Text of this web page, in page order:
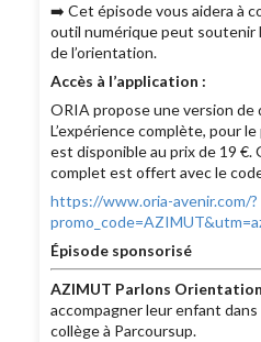
➡️ Cet épisode vous aidera à
outil numérique peut soutenir
de l’orientation.
Accès à l’application :
ORIA propose une version
L’expérience complète, pour
est disponible au prix de 19 €.
complet est offert avec le
https://www.oria-avenir.com/?
Épisode sponsorisé
AZIMUT Parlons Orientation
accompagner leur enfant
collège à Parcoursup.